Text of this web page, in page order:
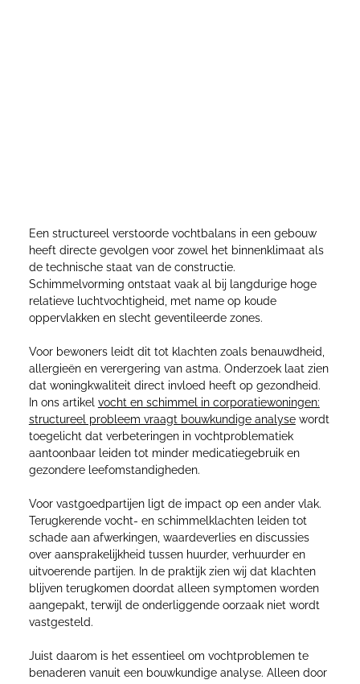
Een structureel verstoorde vochtbalans in een gebouw
heeft directe gevolgen voor zowel het binnenklimaat als
de technische staat van de constructie.
Schimmelvorming ontstaat vaak al bij langdurige hoge
relatieve luchtvochtigheid, met name op koude
oppervlakken en slecht geventileerde zones.
Voor bewoners leidt dit tot klachten zoals benauwdheid,
allergieën en verergering van astma. Onderzoek laat zien
dat woningkwaliteit direct invloed heeft op gezondheid.
In ons artikel vocht en schimmel in corporatiewoningen:
structureel probleem vraagt bouwkundige analysewordt
toegelicht dat verbeteringen in vochtproblematiek
aantoonbaar leiden tot minder medicatiegebruik en
gezondere leefomstandigheden.
Voor vastgoedpartijen ligt de impact op een ander vlak.
Terugkerende vocht- en schimmelklachten leiden tot
schade aan afwerkingen, waardeverlies en discussies
over aansprakelijkheid tussen huurder, verhuurder en
uitvoerende partijen. In de praktijk zien wij dat klachten
blijven terugkomen doordat alleen symptomen worden
aangepakt, terwijl de onderliggende oorzaak niet wordt
vastgesteld.
Juist daarom is het essentieel om vochtproblemen te
benaderen vanuit een bouwkundige analyse. Alleen door